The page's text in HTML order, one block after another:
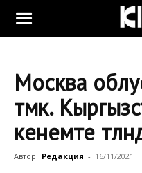
Москва
өтмөк.
кенемте
Автор: Редакция - 16/11/2021